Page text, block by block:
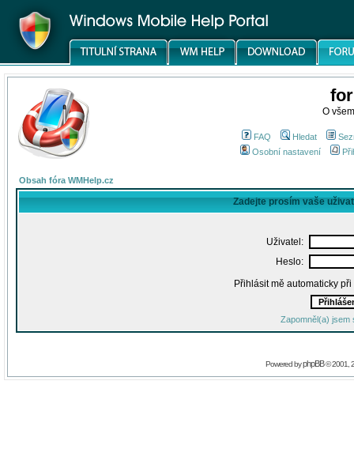
O
FAQ Hledat
Osobní nastavení
Obsah fóra WMHelp.cz
Zadejte prosím vaše
Uživatel:
Heslo:
Přihlásit mě automaticky
Zapomněl(a) jsem
Powered byphpBB© 2001,